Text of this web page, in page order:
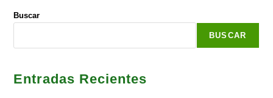
Buscar
BUSCAR
Entradas Recientes